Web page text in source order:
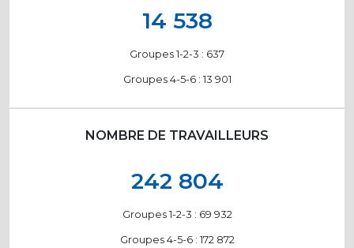
14 538
Groupes 1-2-3 : 637
Groupes 4-5-6 : 13 901
NOMBRE DE TRAVAILLEURS
242 804
Groupes 1-2-3 : 69 932
Groupes 4-5-6 : 172 872